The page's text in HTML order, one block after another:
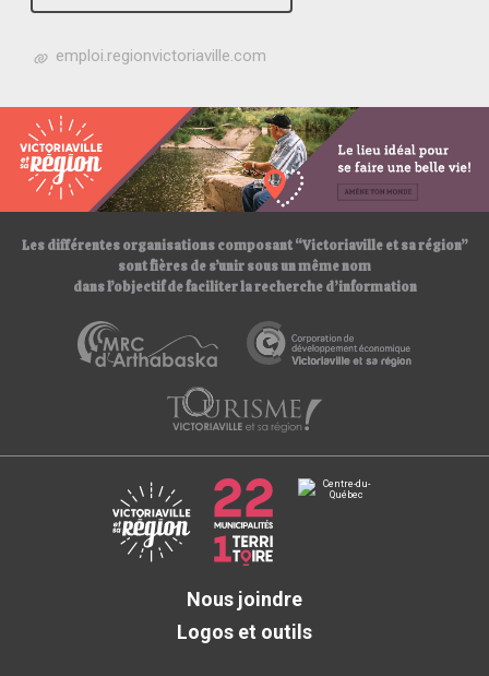
h
p
s
:
/
/
emploi.regionvictoriaville.com
Les différentes organisations composant “Victoriaville et sa région”
sont fières de s’unir sous un même nom
dans l’objectif de faciliter la recherche d’information
Nous joindre
Logos et outils